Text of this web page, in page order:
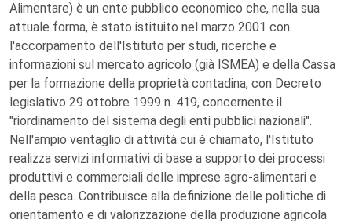
Alimentare) è un ente pubblico economico che, nella sua
attuale forma, è stato istituito nel marzo 2001 con
l'accorpamento dell'Istituto per studi, ricerche e
informazioni sul mercato agricolo (già ISMEA) e della Cassa
per la formazione della proprietà contadina, con Decreto
legislativo 29 ottobre 1999 n. 419, concernente il
"riordinamento del sistema degli enti pubblici nazionali".
Nell'ampio ventaglio di attività cui è chiamato, l'Istituto
realizza servizi informativi di base a supporto dei processi
produttivi e commerciali delle imprese agro-alimentari e
della pesca. Contribuisce alla definizione delle politiche di
orientamento e di valorizzazione della produzione agricola